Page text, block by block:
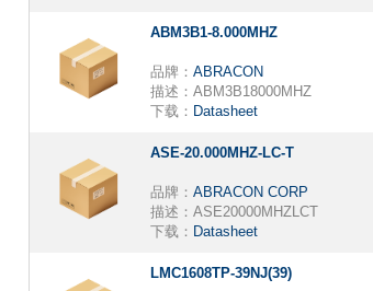
ABM3B1-8.000MHZ
品牌： ABRACON
描述： ABM3B18000MHZ
下载： Datasheet
ASE-20.000MHZ-LC-T
品牌： ABRACON CORP
描述： ASE20000MHZLCT
下载： Datasheet
LMC1608TP-39NJ(39)